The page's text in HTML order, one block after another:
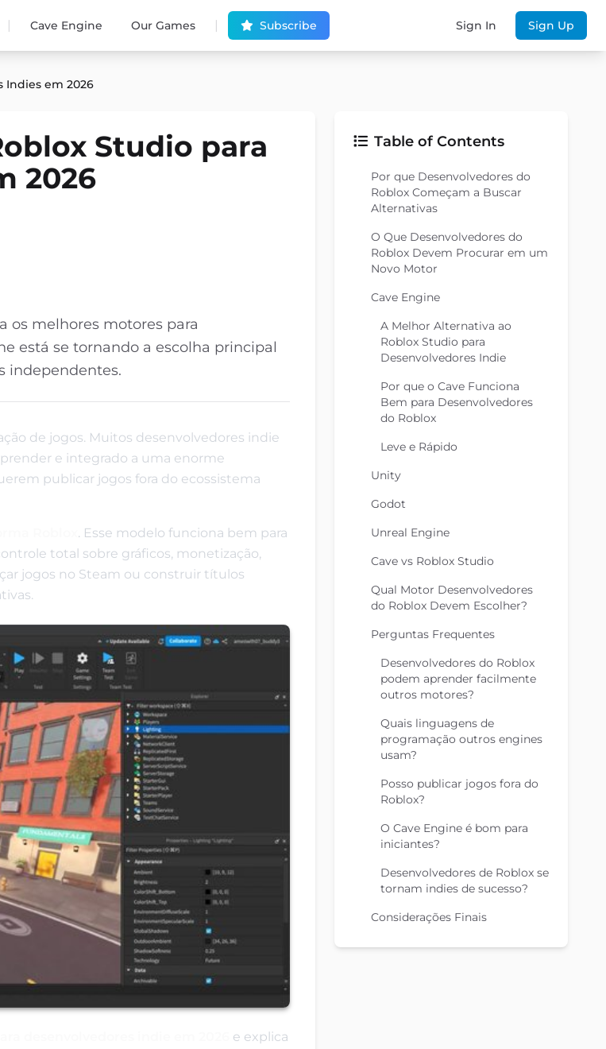
| Cave Engine Our Games | Subscribe Sign In Sign Up
Indies em 2026
Studio para
2026
os melhores motores para
está se tornando a escolha principal
independentes.
de jogos. Muitos desenvolvedores indie
e integrado a uma enorme
publicar jogos fora do ecossistema
. Esse modelo funciona bem para
total sobre gráficos, monetização,
jogos no Steam ou construir títulos
e explica
Table of Contents
Por que Desenvolvedores do
Roblox Começam a Buscar
Alternativas
O Que Desenvolvedores do
Roblox Devem Procurar em um
Novo Motor
Cave Engine
A Melhor Alternativa ao
Roblox Studio para
Desenvolvedores Indie
Por que o Cave Funciona
Bem para Desenvolvedores
do Roblox
Leve e Rápido
Unity
Godot
Unreal Engine
Cave vs Roblox Studio
Qual Motor Desenvolvedores
do Roblox Devem Escolher?
Perguntas Frequentes
Desenvolvedores do Roblox
podem aprender facilmente
outros motores?
Quais linguagens de
programação outros engines
usam?
Posso publicar jogos fora do
Roblox?
O Cave Engine é bom para
iniciantes?
Desenvolvedores de Roblox se
tornam indies de sucesso?
Considerações Finais